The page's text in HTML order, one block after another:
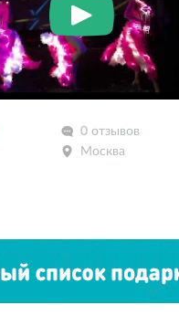
0 отзывов
Москва